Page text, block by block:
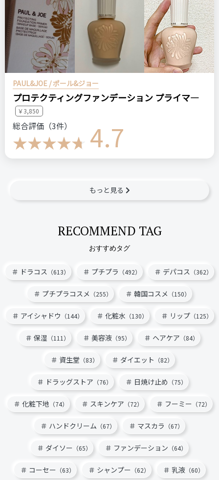
PAUL&JOE / ポール&ジョー
プロテクティングファンデーション プライマ―
￥3,850
総合評価（3件） 4.7
もっと見る
RECOMMEND TAG
おすすめタグ
ドラコス （613） プチプラ （492） デパコス （362）
プチプラコスメ （255） 韓国コスメ （150）
アイシャドウ （144） 化粧水 （130） リップ（125）
保湿 （111） 美容液 （95） ヘアケア （84）
資生堂 （83） ダイエット （82）
ドラッグストア （76） 日焼け止め （75）
化粧下地 （74） スキンケア （72） フーミー （72）
ハンドクリーム （67） マスカラ （67）
ダイソー （65） ファンデーション （64）
コーセー （63） シャンプー （62） 乳液（60）